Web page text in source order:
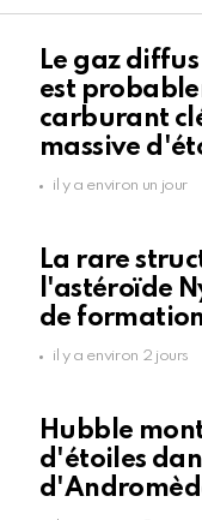
Le gaz
est
carburant
massive
il y a environ un jour
La rare
l'astéroïde
de
il y a environ 2 jours
Hubble
d'étoiles